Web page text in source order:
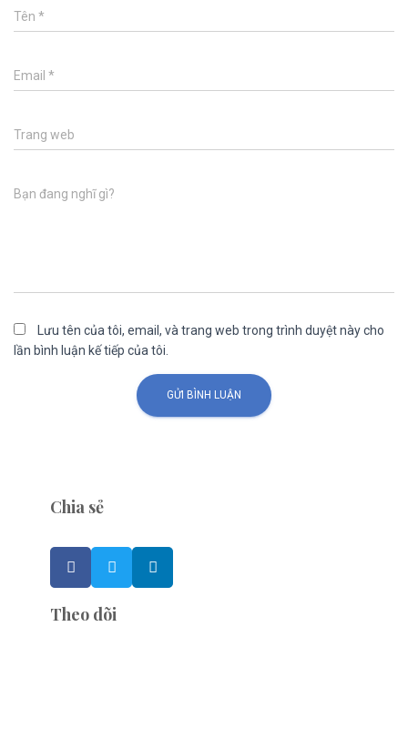
Tên *
Email *
Trang web
Bạn đang nghĩ gì?
Lưu tên của tôi, email, và trang web trong trình duyệt này cho
lần bình luận kế tiếp của tôi.
Chia sẻ
Theo dõi